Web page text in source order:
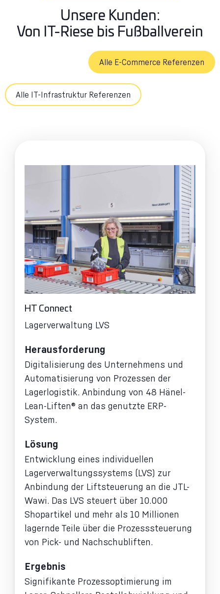
Unsere Kunden:
Von IT-Riese bis Fußballverein
Alle E-Commerce Referenzen
Alle IT-Infrastruktur Referenzen
HT Connect
Lagerverwaltung LVS
Herausforderung
Digitalisierung des Unternehmens und
Automatisierung von Prozessen der
Lagerlogistik. Anbindung von 48 Hänel-
Lean-Liften® an das genutzte ERP-
System.
Lösung
Entwicklung eines individuellen
Lagerverwaltungssystems (LVS) zur
Anbindung der Liftsteuerung an die JTL-
Wawi. Das LVS steuert über 10.000
Shopartikel und mehr als 10 Millionen
lagernde Teile über die Prozesssteuerung
von Pick- und Nachschubliften.
Ergebnis
Signifikante Prozessoptimierung im